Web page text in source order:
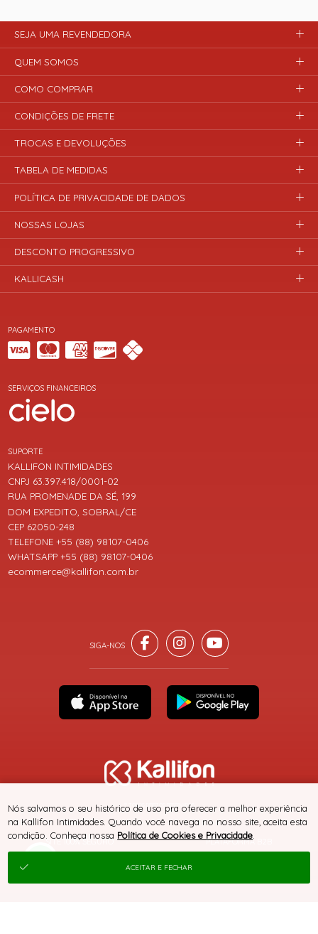
PAGAMENTO
SERVIÇOS FINANCEIROS
SITE 100% SEGURO PLATAFORMA B2B
SUPORTE
KALLIFON INTIMIDADES
CNPJ 63.397.418/0001-02
RUA PROMENADE DA SÉ, 199
DOM EXPEDITO, SOBRAL/CE
CEP 62050-248
TELEFONE +55 (88) 98107-0406
WHATSAPP +55 (88) 98107-0406
ecommerce@kallifon.com.br
SEJA UMA REVENDEDORA
QUEM SOMOS
COMO COMPRAR
CONDIÇÕES DE FRETE
TROCAS E DEVOLUÇÕES
TABELA DE MEDIDAS
POLÍTICA DE PRIVACIDADE DE DADOS
NOSSAS LOJAS
DESCONTO PROGRESSIVO
KALLICASH
® TODOS DIREITOS RESERVADOS
Nós salvamos o seu histórico de uso pra oferecer a melhor experiência
na Kallifon Intimidades. Quando você navega no nosso site, aceita esta
condição. Conheça nossa Política de Cookies e Privacidade
ACEITAR E FECHAR